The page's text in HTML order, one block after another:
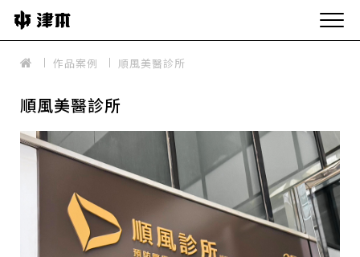
作品案例 順風美醫診所
順風美醫診所